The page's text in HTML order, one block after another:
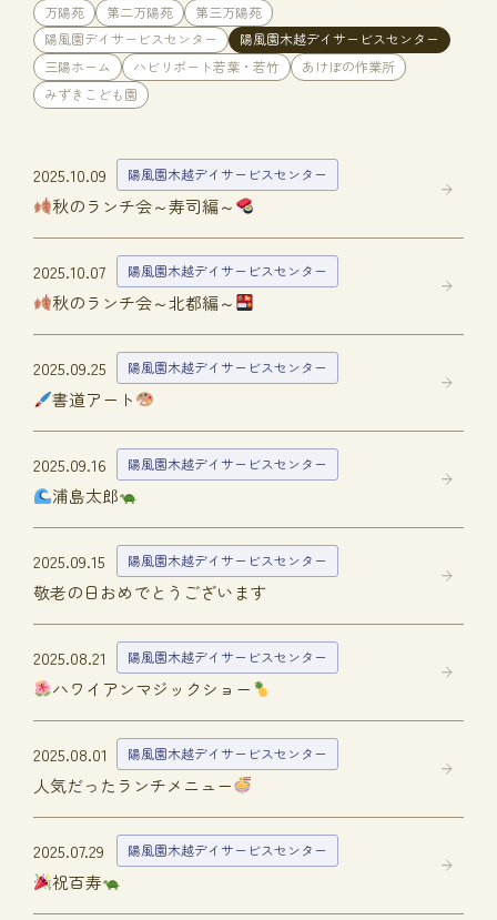
万陽苑
第二万陽苑
第三万陽苑
陽風園デイサービスセンター
陽風園木越デイサービスセンター
三陽ホーム
ハビリポート若葉・若竹
あけぼの作業所
みずきこども園
2025.10.09 陽風園木越デイサービスセンター
秋のランチ会～寿司編～
2025.10.07 陽風園木越デイサービスセンター
秋のランチ会～北都編～
2025.09.25 陽風園木越デイサービスセンター
書道アート
2025.09.16 陽風園木越デイサービスセンター
浦島太郎
2025.09.15 陽風園木越デイサービスセンター
敬老の日おめでとうございます
2025.08.21 陽風園木越デイサービスセンター
ハワイアンマジックショー
2025.08.01 陽風園木越デイサービスセンター
人気だったランチメニュー
2025.07.29 陽風園木越デイサービスセンター
祝百寿